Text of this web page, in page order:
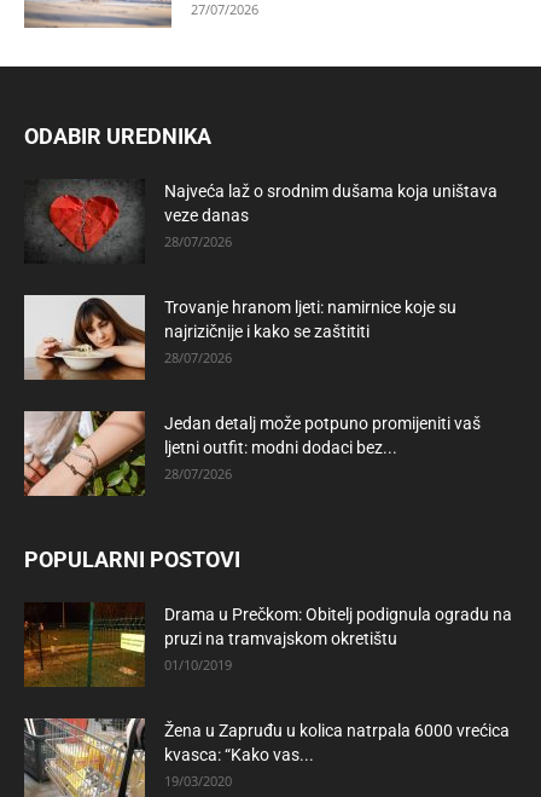
27/07/2026
ODABIR UREDNIKA
Najveća laž o srodnim dušama koja uništava
veze danas
28/07/2026
Trovanje hranom ljeti: namirnice koje su
najrizičnije i kako se zaštititi
28/07/2026
Jedan detalj može potpuno promijeniti vaš
ljetni outfit: modni dodaci bez...
28/07/2026
POPULARNI POSTOVI
Drama u Prečkom: Obitelj podignula ogradu na
pruzi na tramvajskom okretištu
01/10/2019
Žena u Zapruđu u kolica natrpala 6000 vrećica
kvasca: “Kako vas...
19/03/2020